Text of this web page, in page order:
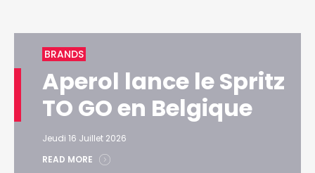
BRANDS
Aperol lance le Spritz
TO GO en Belgique
Jeudi 16 Juillet 2026
READ MORE